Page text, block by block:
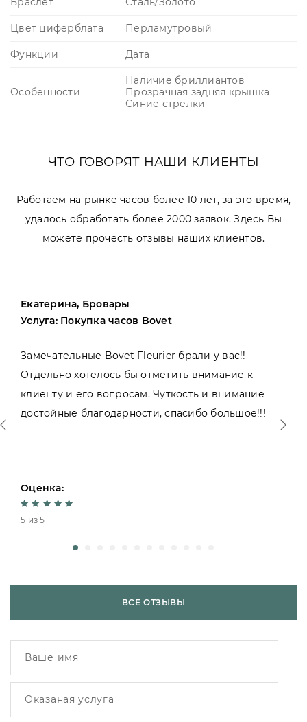
Цвет циферблата Перламутровый
Функции Дата
Особенности
Наличие бриллиантов
Прозрачная задняя крышка
Синие стрелки
ЧТО ГОВОРЯТ НАШИ КЛИЕНТЫ
Работаем на рынке часов более 10 лет, за это время,
удалось обработать более 2000 заявок. Здесь Вы
можете прочесть отзывы наших клиентов.
Екатерина, Бровары
Услуга: Покупка часов Bovet
Замечательные Bovet Fleurier брали у вас!!
Отдельно хотелось бы отметить внимание к
клиенту и его вопросам. Чуткость и внимание
достойные благодарности, спасибо большое!!!
Оценка:
5 из 5
ВСЕ ОТЗЫВЫ